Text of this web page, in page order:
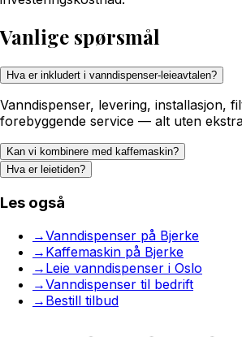
Vanlige spørsmål
Hva er inkludert i vanndispenser-leieavtalen?
Vanndispenser, levering, installasjon,
forebyggende service — alt uten
Kan vi kombinere med kaffemaskin?
Hva er leietiden?
Les også
→Vanndispenser på Bjerke
→ Kaffemaskin på Bjerke
→ Leie vanndispenser i Oslo
→Vanndispenser til bedrift
→ Bestill tilbud